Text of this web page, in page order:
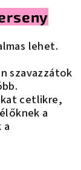
lehet.
szavazzátok
cetlikre,
a